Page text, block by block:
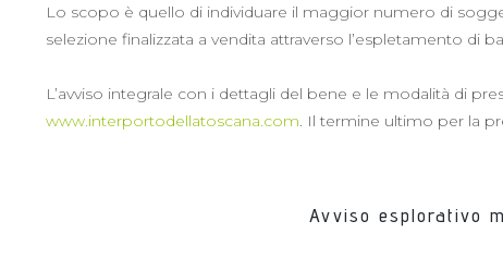
Lo scopo è quello di individuare il maggior numero di
selezione finalizzata a vendita attraverso l’espletamento di
L’avviso integrale con i dettagli del bene e le modalità di
www.interportodellatoscana.com. Il termine ultimo per la
Avviso esplorativo